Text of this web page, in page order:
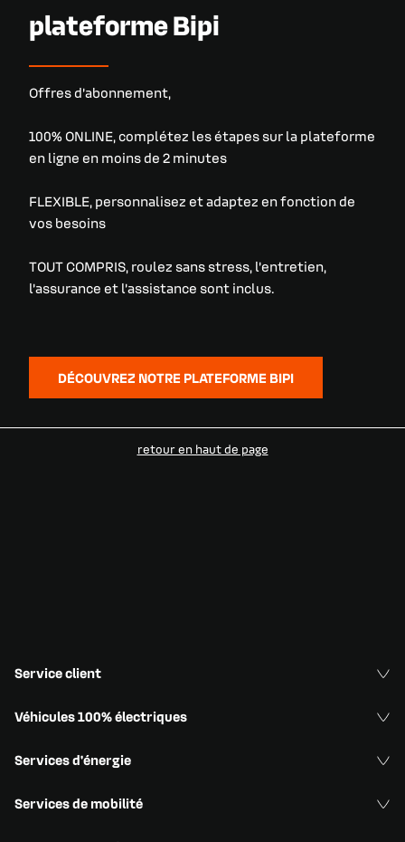
plateforme Bipi
Offres d’abonnement,
100% ONLINE, complétez les étapes sur la plateforme
en ligne en moins de 2 minutes
FLEXIBLE, personnalisez et adaptez en fonction de
vos besoins
TOUT COMPRIS, roulez sans stress, l’entretien,
l’assurance et l’assistance sont inclus.
DÉCOUVREZ NOTRE PLATEFORME BIPI
retour en haut de page​
Service client
Véhicules 100% électriques
Services d'énergie
Services de mobilité